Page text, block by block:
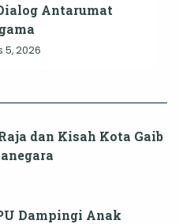
Antarumat
5, 2026
dan Kisah Kota Gaib
Dampingi Anak